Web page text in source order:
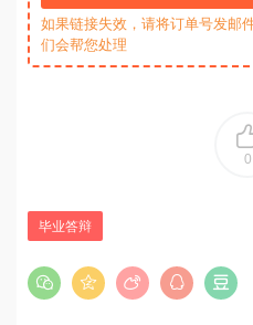
如果链接失效，请将订单号发
们会帮您处理
0
毕业答辩